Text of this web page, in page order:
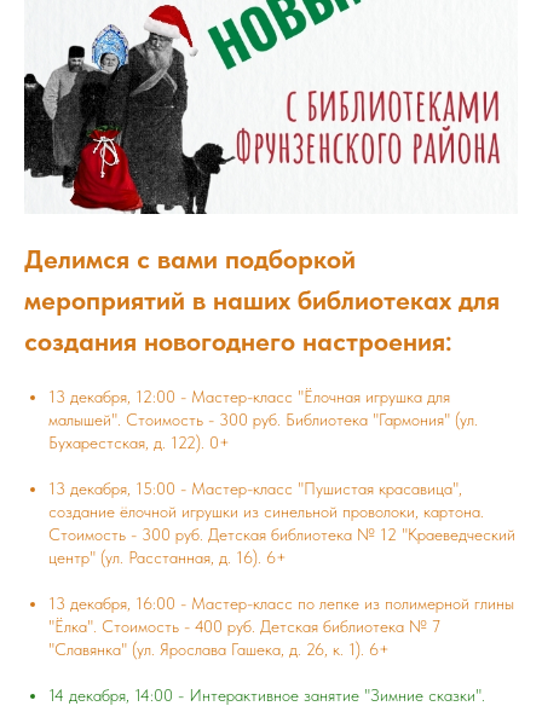
Делимся с вами подборкой
мероприятий в наших библиотеках для
создания новогоднего настроения:
13 декабря, 12:00 - Мастер-класс "Ёлочная игрушка для
малышей". Стоимость - 300 руб. Библиотека "Гармония" (ул.
Бухарестская, д. 122). 0+
13 декабря, 15:00 - Мастер-класс "Пушистая красавица",
создание ёлочной игрушки из синельной проволоки, картона.
Стоимость - 300 руб. Детская библиотека № 12 "Краеведческий
центр" (ул. Расстанная, д. 16). 6+
13 декабря, 16:00 - Мастер-класс по лепке из полимерной глины
"Ёлка". Стоимость - 400 руб. Детская библиотека № 7
"Славянка" (ул. Ярослава Гашека, д. 26, к. 1). 6+
14 декабря, 14:00 - Интерактивное занятие "Зимние сказки".